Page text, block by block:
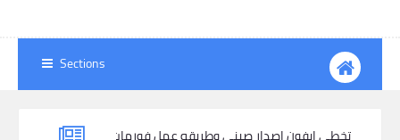
Sections